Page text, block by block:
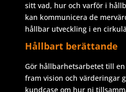
sitt vad, hur och varför i
kan kommunicera de
hållbar utveckling i en
Hållbart berättande
Gör hållbarhetsarbetet till
fram vision och värderingar
kundcase om hur ni